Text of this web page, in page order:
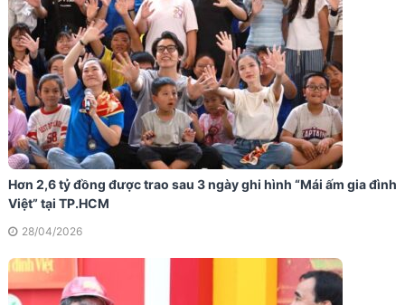
Hơn 2,6 tỷ đồng được trao sau 3 ngày ghi hình “Mái ấm gia đình
Việt” tại TP.HCM
28/04/2026